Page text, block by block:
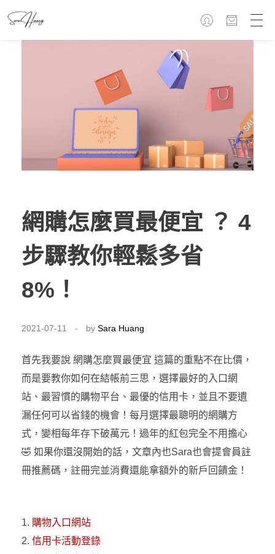
網購怎麼買最便宜 ？ 4
步驟教你輕鬆多省
8%！
2021-07-11 by Sara Huang
首先我要說 網購怎麼買最便宜 這篇的重點不在比價，
而是要教你如何在結帳前三思，選擇最好的入口網
站、最習慣的購物平台、最優的信用卡，並且不要遺
漏任何可以省錢的機會！每月選擇最聰明的網購方
式，變相每年存下破萬元！過年的紅包完全不用擔心
🤣 如果你還沒開始的話，文章內也Sara也會提會員註
冊推薦碼，註冊完並消費還能拿額外的新戶回饋金！
購物入口網站
信用卡活動登錄